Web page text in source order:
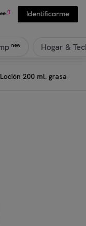
Identificarme
new Hogar &
Loción 200 ml. grasa